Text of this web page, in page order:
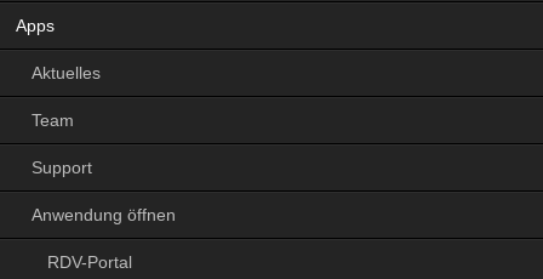
Apps
Aktuelles
Team
Support
Anwendung öffnen
RDV-Portal